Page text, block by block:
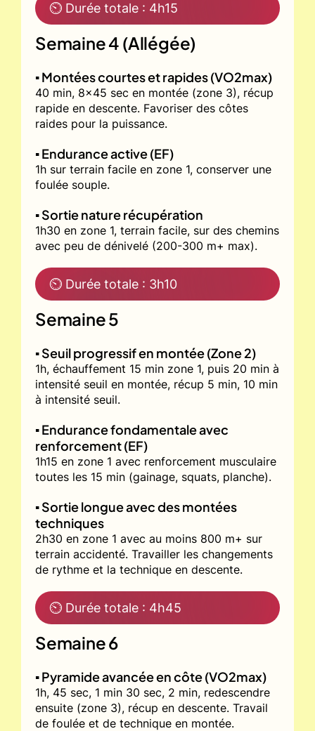
⏲ Durée totale : 4h15
Semaine 4 (Allégée)
▪️ Montées courtes et rapides (VO2max)
40 min, 8x45 sec en montée (zone 3), récup
rapide en descente. Favoriser des côtes
raides pour la puissance.
▪️ Endurance active (EF)
1h sur terrain facile en zone 1, conserver une
foulée souple.
▪️ Sortie nature récupération
1h30 en zone 1, terrain facile, sur des chemins
avec peu de dénivelé (200-300 m+ max).
⏲ Durée totale : 3h10
Semaine 5
▪️ Seuil progressif en montée (Zone 2)
1h, échauffement 15 min zone 1, puis 20 min à
intensité seuil en montée, récup 5 min, 10 min
à intensité seuil.
▪️ Endurance fondamentale avec
renforcement (EF)
1h15 en zone 1 avec renforcement musculaire
toutes les 15 min (gainage, squats, planche).
▪️ Sortie longue avec des montées
techniques
2h30 en zone 1 avec au moins 800 m+ sur
terrain accidenté. Travailler les changements
de rythme et la technique en descente.
⏲ Durée totale : 4h45
Semaine 6
▪️ Pyramide avancée en côte (VO2max)
1h, 45 sec, 1 min 30 sec, 2 min, redescendre
ensuite (zone 3), récup en descente. Travail
de foulée et de technique en montée.